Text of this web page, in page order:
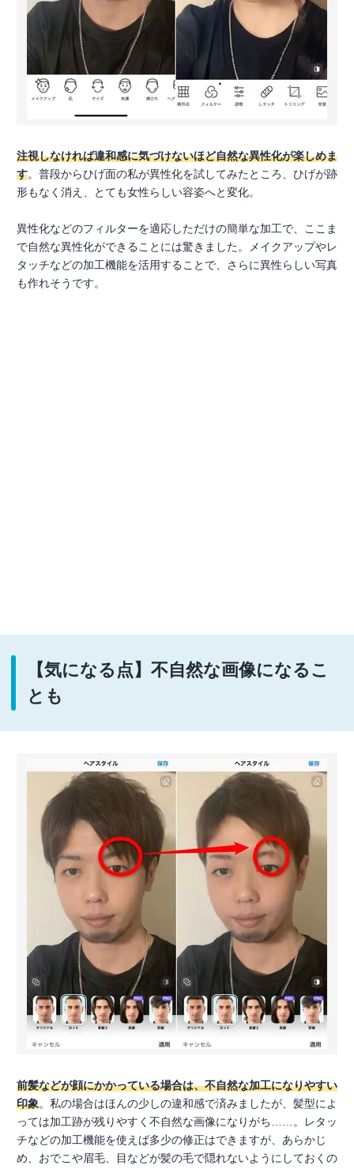
注視しなければ違和感に気づけないほど自然な異性化が楽しめま
す。普段からひげ面の私が異性化を試してみたところ、ひげが跡
形もなく消え、とても女性らしい容姿へと変化。
異性化などのフィルターを適応しただけの簡単な加工で、ここま
で自然な異性化ができることには驚きました。メイクアップやレ
タッチなどの加工機能を活用することで、さらに異性らしい写真
も作れそうです。
【気になる点】不自然な画像になるこ
とも
前髪などが顔にかかっている場合は、不自然な加工になりやすい
印象。私の場合はほんの少しの違和感で済みましたが、髪型によ
っては加工跡が残りやすく不自然な画像になりがち……。レタッ
チなどの加工機能を使えば多少の修正はできますが、あらかじ
め、おでこや眉毛、目などが髪の毛で隠れないようにしておくの